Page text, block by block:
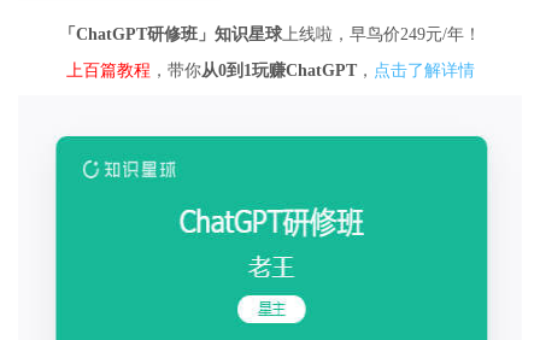
「ChatGPT研修班」知识星球上线啦，早鸟价249元/年！
上百篇教程 ，带你从0到1玩赚ChatGPT， 点击了解详情